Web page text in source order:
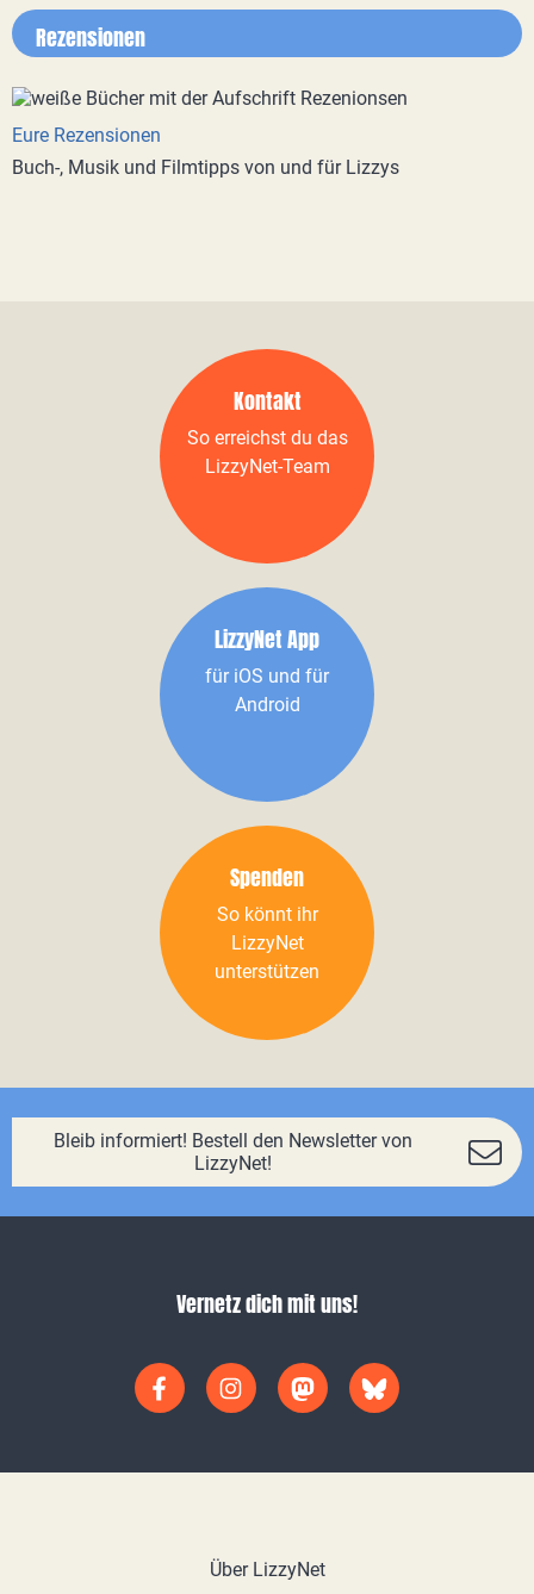
Rezensionen
Eure Rezensionen
Buch-, Musik und Filmtipps von und für Lizzys
Kontakt
So erreichst du das
LizzyNet-Team
LizzyNet App
für iOS und für
Android
Spenden
So könnt ihr
LizzyNet
unterstützen
Bleib informiert! Bestell den Newsletter von
LizzyNet!
Vernetz dich mit uns!
Über LizzyNet